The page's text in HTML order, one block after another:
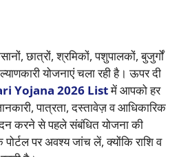
छात्रों, श्रमिकों, पशुपालकों, बुजुर्गों
योजनाएं चला रही है। ऊपर दी
Yojana 2026 Listमें आपको हर
पात्रता, दस्तावेज़ व आधिकारिक
करने से पहले संबंधित योजना की
पर अवश्य जांच लें, क्योंकि राशि व